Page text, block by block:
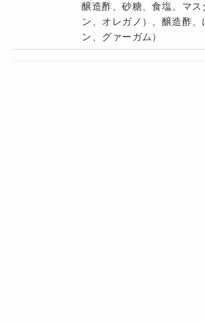
醸造酢、砂糖、食塩、マ
ン、オレガノ）、醸造酢
ン、グァーガム）